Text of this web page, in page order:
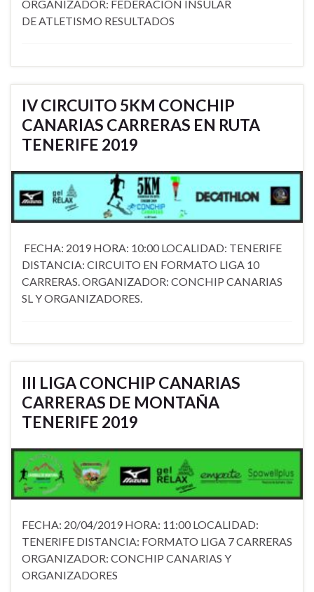
ORGANIZADOR: FEDERACIÓN INSULAR
DE ATLETISMO RESULTADOS
IV CIRCUITO 5KM CONCHIP
CANARIAS CARRERAS EN RUTA
TENERIFE 2019
​ FECHA: 2019 HORA: 10:00 LOCALIDAD: TENERIFE
DISTANCIA: CIRCUITO EN FORMATO LIGA 10
CARRERAS. ORGANIZADOR: CONCHIP CANARIAS
SL Y ORGANIZADORES.
III LIGA CONCHIP CANARIAS
CARRERAS DE MONTAÑA
TENERIFE 2019
FECHA: 20/04/2019 HORA: 11:00 LOCALIDAD:
TENERIFE DISTANCIA: FORMATO LIGA 7 CARRERAS
ORGANIZADOR: CONCHIP CANARIAS Y
ORGANIZADORES